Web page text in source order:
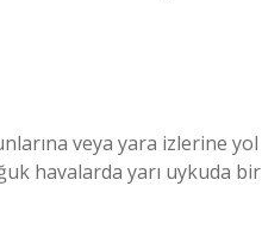
veya yara izlerine yol
havalarda yarı uykuda bir